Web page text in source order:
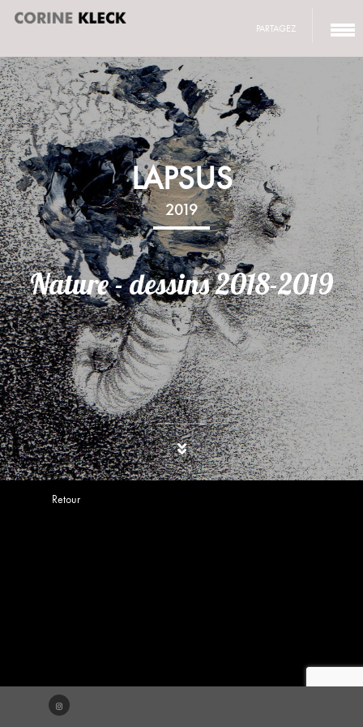
PARTAGEZ
LAPSUS
2019
Nature - dessins 2018-2019
Retour